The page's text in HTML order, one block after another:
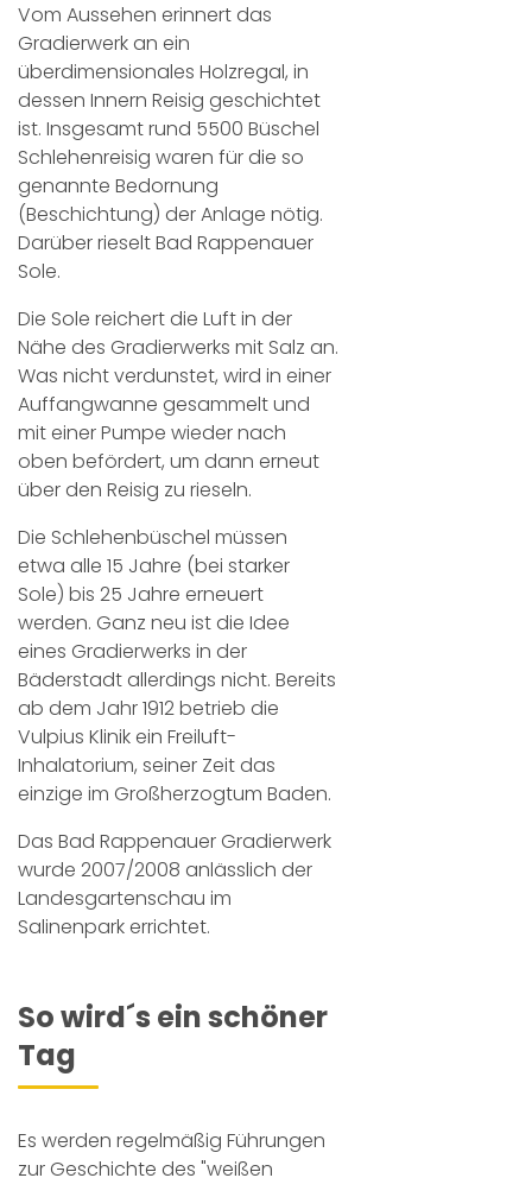
Vom Aussehen erinnert das
Gradierwerk an ein
überdimensionales Holzregal, in
dessen Innern Reisig geschichtet
ist. Insgesamt rund 5500 Büschel
Schlehenreisig waren für die so
genannte Bedornung
(Beschichtung) der Anlage nötig.
Darüber rieselt Bad Rappenauer
Sole.
Die Sole reichert die Luft in der
Nähe des Gradierwerks mit Salz an.
Was nicht verdunstet, wird in einer
Auffangwanne gesammelt und
mit einer Pumpe wieder nach
oben befördert, um dann erneut
über den Reisig zu rieseln.
Die Schlehenbüschel müssen
etwa alle 15 Jahre (bei starker
Sole) bis 25 Jahre erneuert
werden. Ganz neu ist die Idee
eines Gradierwerks in der
Bäderstadt allerdings nicht. Bereits
ab dem Jahr 1912 betrieb die
Vulpius Klinik ein Freiluft-
Inhalatorium, seiner Zeit das
einzige im Großherzogtum Baden.
Das Bad Rappenauer Gradierwerk
wurde 2007/2008 anlässlich der
Landesgartenschau im
Salinenpark errichtet.
So wird´s ein schöner
Tag
Es werden regelmäßig Führungen
zur Geschichte des "weißen